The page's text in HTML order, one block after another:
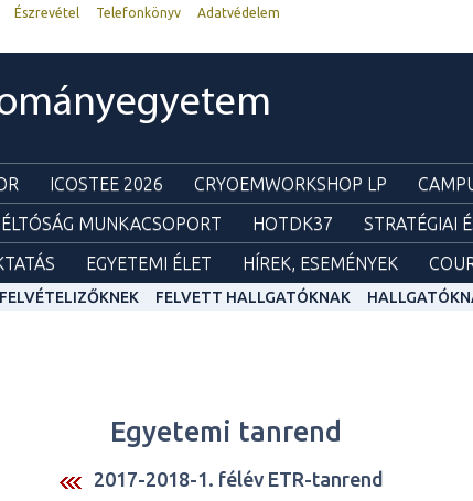
Észrevétel Telefonkönyv
Adatvédelem
ICOSTEE 2026 CRYOEMWORKSHOP LP
MUNKACSOPORT HOTDK37 STRATÉGIAI
EGYETEMI ÉLET HÍREK, ESEMÉNYEK
FELVÉTELIZŐKNEK FELVETT HALLGATÓKNAK
Egyetemi tanrend
2017-2018-1. félév ETR-tanrend